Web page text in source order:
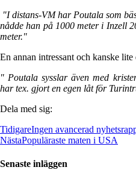
"I distans-VM har Poutala som
nådde han på 1000 meter i Inzell
meter."
En annan intressant och kanske
" Poutala sysslar även med
har tex. gjort en egen låt för
Dela med sig:
TidigareIngen avancerad
NästaPopuläraste maten i USA
Senaste inläggen